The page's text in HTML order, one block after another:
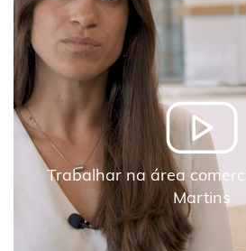
Trabalhar na área
Martins